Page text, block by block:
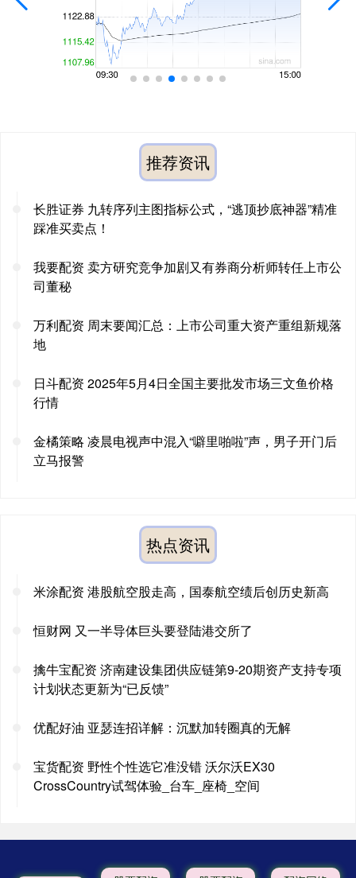
推荐资讯
长胜证券 九转序列主图指标公式，“逃顶抄底神器”精准
踩准买卖点！
我要配资 卖方研究竞争加剧又有券商分析师转任上市公
司董秘
万利配资 周末要闻汇总：上市公司重大资产重组新规落
地
日斗配资 2025年5月4日全国主要批发市场三文鱼价格
行情
金橘策略 凌晨电视声中混入“噼里啪啦”声，男子开门后
立马报警
热点资讯
米涂配资 港股航空股走高，国泰航空绩后创历史新高
恒财网 又一半导体巨头要登陆港交所了
擒牛宝配资 济南建设集团供应链第9-20期资产支持专项
计划状态更新为“已反馈”
优配好油 亚瑟连招详解：沉默加转圈真的无解
宝货配资 野性个性选它准没错 沃尔沃EX30
CrossCountry试驾体验_台车_座椅_空间